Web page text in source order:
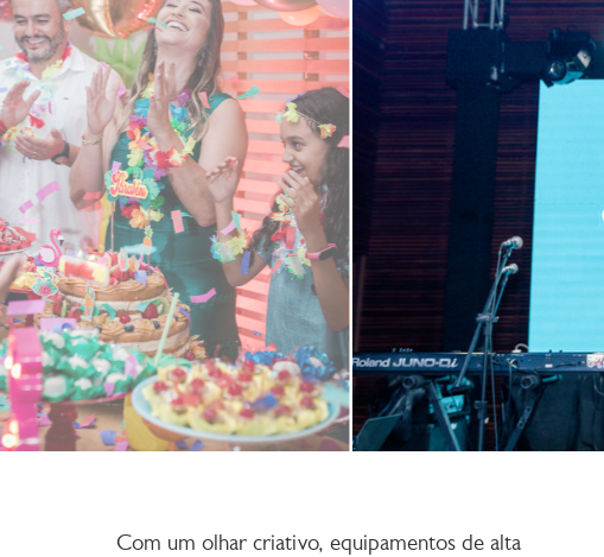
Com um olhar criativo, equipamentos de alta